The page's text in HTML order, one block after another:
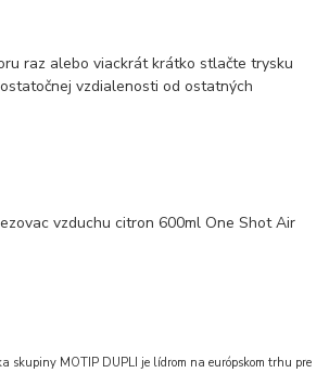
raz alebo viackrát krátko stlačte trysku
vzdialenosti od ostatných
skupiny MOTIP DUPLI je lídrom na európskom trhu pre